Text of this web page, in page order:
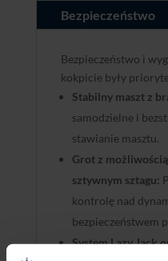
Bezpieczeństwo
Bezpieczeństwo i
kokpicie były
Stabilny maszt z
samodzielne i
stawianie masztu.
Grot z
sztywnym sztagu:
kontrolę nad
bezpieczeństwem
System Lazy Jack